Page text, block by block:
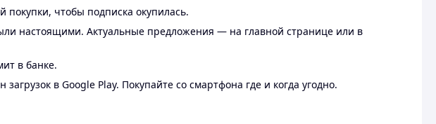
покупки, чтобы подписка окупилась.
настоящими. Актуальные предложения — на главной странице или в
в банке.
в Google Play. Покупайте со смартфона где и когда угодно.